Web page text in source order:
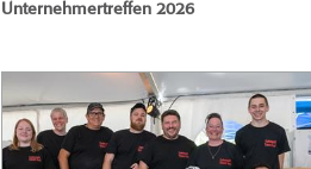
Unternehmertreffen 2026